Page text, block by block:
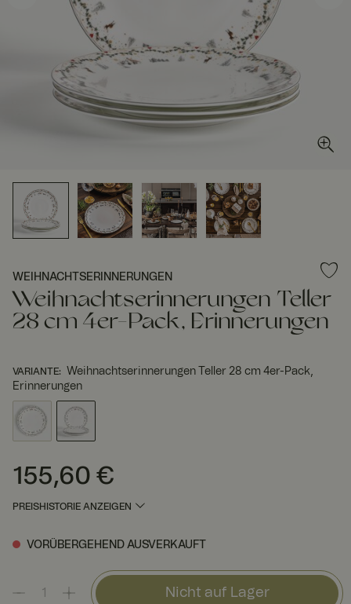
WEIHNACHTSERINNERUNGEN
Weihnachtserinnerungen Teller
28 cm 4er-Pack, Erinnerungen
VARIANTE:
Weihnachtserinnerungen Teller 28 cm 4er-Pack,
Erinnerungen
Preis:155,60 €
155,60 €
PREISHISTORIE ANZEIGEN
VORÜBERGEHEND AUSVERKAUFT
Nicht auf Lager